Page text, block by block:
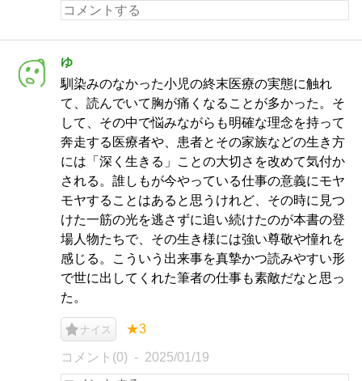
ゆ
馴染みのなかった小児の終末医療の実態に触れ
て、読んでいて胸が痛くなることが多かった。そ
して、その中で悩みながらも明確な理念を持って
奔走する医療者や、患者とその家族などの生き方
には「深く生きる」ことの大切さを改めて気付か
される。誰しもが今やっている仕事の意義にモヤ
モヤすることはあると思うけれど、その時に見つ
けた一筋の光を逃さずに追い続けたのが本書の登
場人物たちで、その生き様には強い尊敬や憧れを
感じる。こういう出来事を真摯かつ読みやすい形
で世に出してくれた筆者の仕事も素敵だなと思っ
た。
ナイス ★3
コメント(0) 2025/01/19